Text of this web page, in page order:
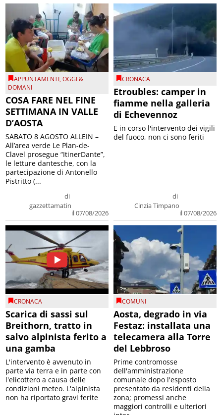
APPUNTAMENTI,OGGI &
DOMANI
COSA FARE NEL FINE
SETTIMANA IN VALLE
D’AOSTA
di
gazzettamatin
il 07/08/2026
SABATO 8 AGOSTO ALLEIN –
All’area verde Le Plan-de-
Clavel prosegue “ItinerDante”,
le letture dantesche, con la
partecipazione di Antonello
Pistritto (...
CRONACA
Etroubles: camper in
fiamme nella galleria
di Echevennoz
di
Cinzia Timpano
il 07/08/2026
E in corso l'intervento dei vigili
del fuoco, non ci sono feriti
CRONACA
Scarica di sassi sul
Breithorn, tratto in
salvo alpinista ferito a
una gamba
L'intervento è avvenuto in
parte via terra e in parte con
l'elicottero a causa delle
condizioni meteo. L'alpinista
non ha riportato gravi ferite
COMUNI
Aosta, degrado in via
Festaz: installata una
telecamera alla Torre
del Lebbroso
Prime contromosse
dell'amministrazione
comunale dopo l'esposto
presentato da residenti della
zona; promessi anche
maggiori controlli e ulteriori